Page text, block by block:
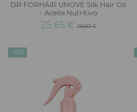
DR FORHAIR UNOVE Silk Hair Oil
- Aceite Nutritivo
25,65 €28,50 €
-10%